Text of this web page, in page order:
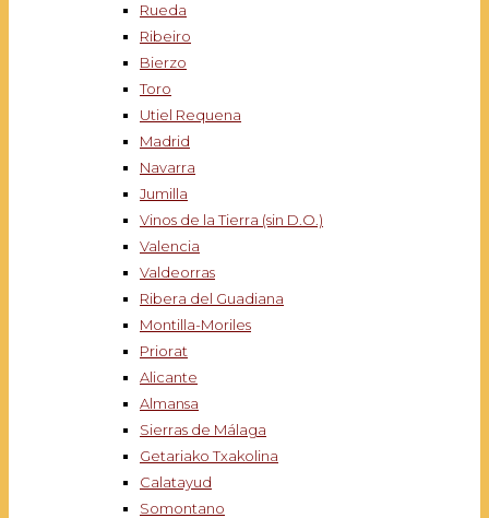
Rueda
Ribeiro
Bierzo
Toro
Utiel Requena
Madrid
Navarra
Jumilla
Vinos de la Tierra (sin D.O.)
Valencia
Valdeorras
Ribera del Guadiana
Montilla-Moriles
Priorat
Alicante
Almansa
Sierras de Málaga
Getariako Txakolina
Calatayud
Somontano